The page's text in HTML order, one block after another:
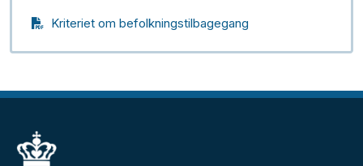
Kriteriet om befolkningstilbagegang